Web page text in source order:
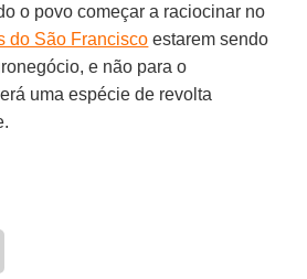
o povo começar a raciocinar no
do São Francisco estarem sendo
e não para o
uma espécie de revolta